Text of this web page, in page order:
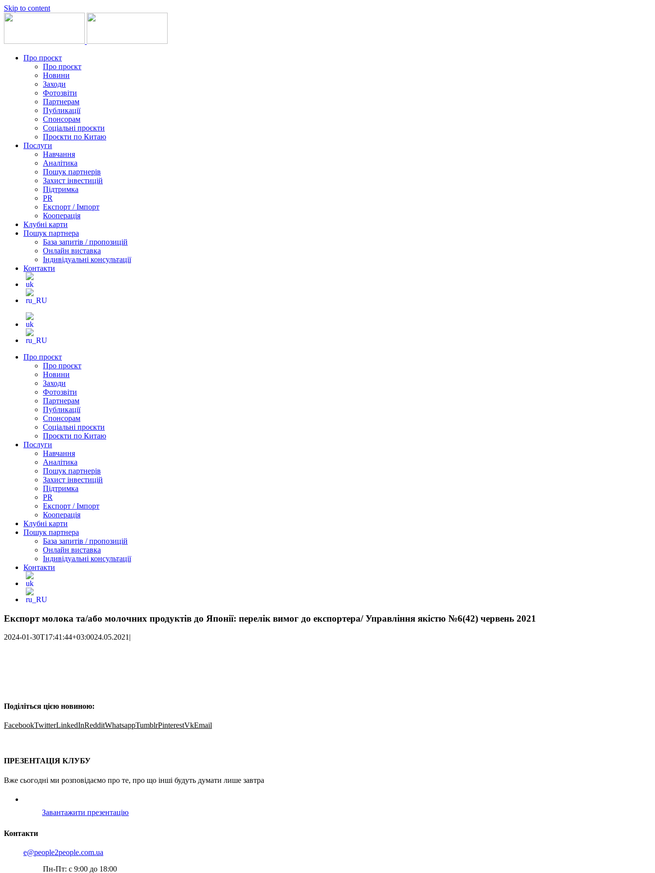
Skip to content
Про проєкт
Про проєкт
Новини
Заходи
Фотозвіти
Партнерам
Публикації
Спонсорам
Соціальні проєкти
Проєкти по Китаю
Послуги
Навчання
Аналітика
Пошук партнерів
Захист інвестицій
Підтримка
PR
Експорт / Імпорт
Кооперація
Клубні карти
Пошук партнера
База запитів / пропозицій
Онлайн виставка
Індивідуальні консультації
Контакти
Про проєкт
Про проєкт
Новини
Заходи
Фотозвіти
Партнерам
Публикації
Спонсорам
Соціальні проєкти
Проєкти по Китаю
Послуги
Навчання
Аналітика
Пошук партнерів
Захист інвестицій
Підтримка
PR
Експорт / Імпорт
Кооперація
Клубні карти
Пошук партнера
База запитів / пропозицій
Онлайн виставка
Індивідуальні консультації
Контакти
Експорт молока та/або молочних продуктів до Японії: перелік вимог до експортера/ Управління якістю №6(42) червень 2021
2024-01-30T17:41:44+03:0024.05.2021|
Поділіться цією новиною:
FacebookTwitterLinkedInRedditWhatsappTumblrPinterestVkEmail
ПРЕЗЕНТАЦІЯ КЛУБУ
Вже сьогодні ми розповідаємо про те, про що інші будуть думати лише завтра
Завантажити презентацію
Контакти
e@people2people.com.ua
Пн-Пт: с 9:00 до 18:00